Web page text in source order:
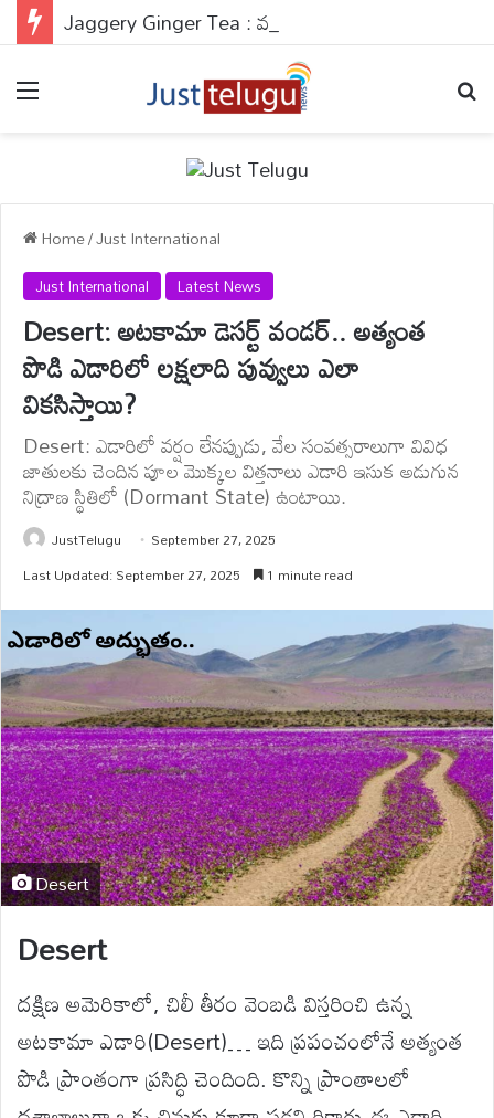
Home/Just International
Just International Latest News
Desert: అటకామా డెసర్ట్ వండర్.. అత్యంత
పొడి ఎడారిలో లక్షలాది పువ్వులు ఎలా
వికసిస్తాయి?
Desert: ఎడారిలో వర్షం లేనప్పుడు, వేల సంవత్సరాలుగా వివిధ
జాతులకు చెందిన పూల మొక్కల విత్తనాలు ఎడారి ఇసుక అడుగున
నిద్రాణ స్థితిలో (Dormant State) ఉంటాయి.
JustTelugu
September 27, 2025
Last Updated: September 27, 2025
1 minute read
Desert
Desert
దక్షిణ అమెరికాలో, చిలీ తీరం వెంబడి విస్తరించి ఉన్న
అటకామా ఎడారి(Desert)… ఇది ప్రపంచంలోనే అత్యంత
పొడి ప్రాంతంగా ప్రసిద్ధి చెందింది. కొన్ని ప్రాంతాలలో